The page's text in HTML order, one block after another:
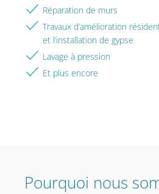
Réparation de murs
Travaux d’amélioration
et l’installation de gypse
Lavage à pression
Et plus encore
Pourquoi nous